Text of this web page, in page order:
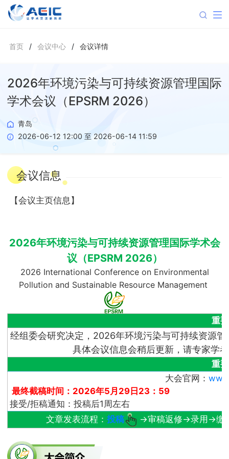
首页 / 会议中心 / 会议详情
2026年环境污染与可持续资源管理国际
学术会议（EPSRM 2026）
青岛
2026-06-12 12:00 至 2026-06-14 11:59
会议信息
【会议主页信息 】
2026年环境污染与可持续资源管理国际学术会
议 （EPSRM 2026）
2026 International Conference on Environmental
Pollution and Sustainable Resource Management
重
经组委会研究决定，2026年环境污染与可持续资源
具体会议信息会稍后更新，请专家学
重
大会官网：
最终截稿时间：2026年5月29日23：59
接受/拒稿通知：投稿后1周左右
文章发表流程： 投稿 →审稿返修→录用→缴